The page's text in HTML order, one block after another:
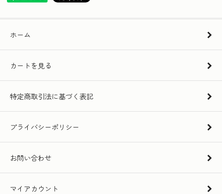
ホーム
カートを見る
特定商取引法に基づく表記
プライバシーポリシー
お問い合わせ
マイアカウント